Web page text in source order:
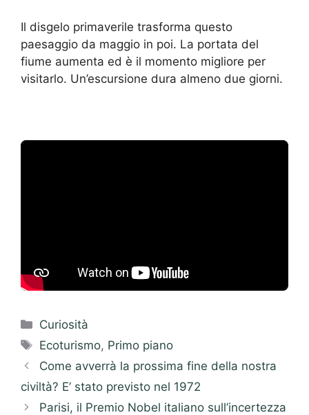
Il disgelo primaverile trasforma questo
paesaggio da maggio in poi. La portata del
fiume aumenta ed è il momento migliore per
visitarlo. Un’escursione dura almeno due giorni.
Categorie
Curiosità
Tag
Ecoturismo, Primo piano
Come avverrà la prossima fine della nostra
civiltà? E’ stato previsto nel 1972
Parisi, il Premio Nobel italiano sull’incertezza